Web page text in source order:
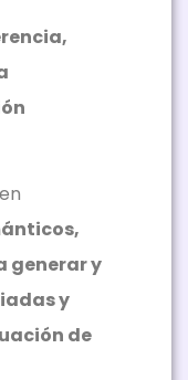
generar y
y
de